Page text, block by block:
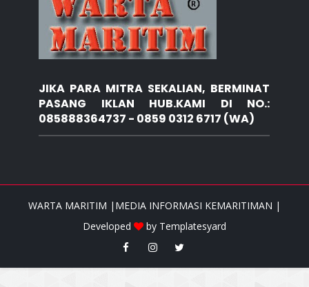
JIKA PARA MITRA SEKALIAN, BERMINAT
PASANG IKLAN HUB.KAMI DI NO.:
085888364737 - 0859 0312 6717 (WA)
WARTA MARITIM |MEDIA INFORMASI KEMARITIMAN |
Developed
by Templatesyard